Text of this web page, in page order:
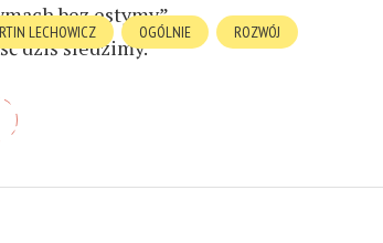
bez estymy”
dziś śledzimy.
LECHOWICZ OGÓLNIE ROZWÓJ
CZY WIECZNA